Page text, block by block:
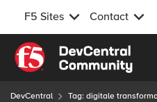
F5 Sites Contact
Skip to content
DevCentral Tag: digitale